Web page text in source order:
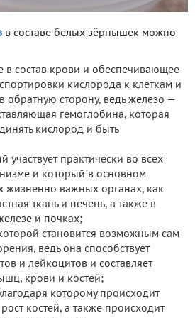
в составе белых зёрнышек можно
в состав крови и обеспечивающее
кислорода к клеткам и
в обратную сторону, ведь железо —
гемоглобина, которая
кислород и быть
участвует практически во всех
и который в основном
жизненно важных органах, как
ткань и печень, а также в
и почках;
становится возможным сам
ведь она способствует
и лейкоцитов и составляет
крови и костей;
которому происходит
костей, а также происходит